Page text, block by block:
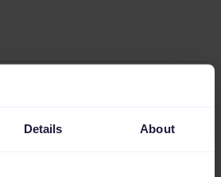
Details About
Marketing Manager